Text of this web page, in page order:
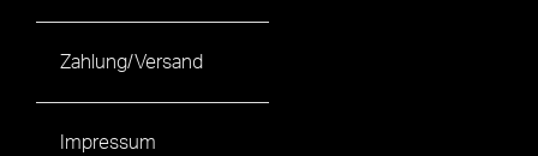
Zahlung/Versand
Impressum